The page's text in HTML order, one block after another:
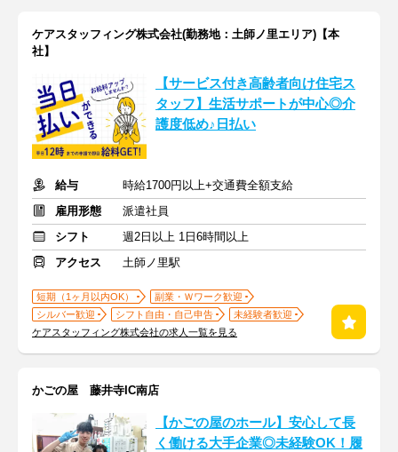
ケアスタッフィング株式会社(勤務地：土師ノ里エリア)【本
社】
【サービス付き高齢者向け住宅ス
タッフ】生活サポートが中心◎介
護度低め♪日払い
給与
時給1700円以上+交通費全額支給
雇用形態
派遣社員
シフト
週2日以上 1日6時間以上
アクセス
土師ノ里駅
短期（1ヶ月以内OK）
副業・Ｗワーク歓迎
シルバー歓迎
シフト自由・自己申告
未経験者歓迎
ケアスタッフィング株式会社の求人一覧を見る
かごの屋 藤井寺IC南店
【かごの屋のホール】安心して長
く働ける大手企業◎未経験OK！履